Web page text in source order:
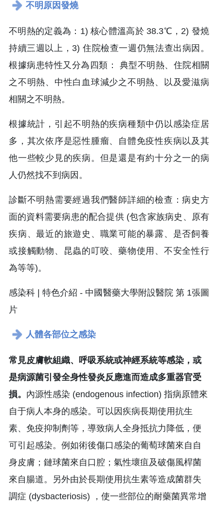
不明原因發燒
不明熱的定義為：1) 核心體溫高於 38.3℃，2) 發燒
持續三週以上，3) 住院檢查一週仍無法查出病因。
根據病患特性又分為四類： 典型不明熱、住院相關
之不明熱、中性白血球減少之不明熱、以及愛滋病
相關之不明熱。
根據統計，引起不明熱的疾病種類中仍以感染症居
多，其次依序是惡性腫瘤、自體免疫性疾病以及其
他一些較少見的疾病。但是還是有約十分之一的病
人仍然找不到病因。
診斷不明熱需要經過我們醫師詳細的檢查：病史方
面的資料需要病患的配合提供 (包含家族病史、原有
疾病、最近的旅遊史、職業可能的暴露、是否飼養
或接觸動物、昆蟲的叮咬、藥物使用、不安全性行
為等等)。
人體各部位之感染
常見皮膚軟組織、呼吸系統或神經系統等感染，或
是病源菌引發全身性發炎反應進而造成多重器官受
損。 內源性感染 (endogenous infection) 指病原體來
自于病人本身的感染。可以因疾病長期使用抗生
素、免疫抑制劑等，導致病人全身抵抗力降低，便
可引起感染。例如術後傷口感染的葡萄球菌來自自
身皮膚；鏈球菌來自口腔；氣性壞疽及破傷風桿菌
來自腸道。另外由於長期使用抗生素等造成菌群失
調症 (dysbacteriosis) ，使一些部位的耐藥菌異常增